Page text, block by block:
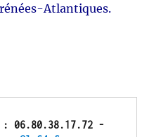
Atlantiques.
06.80.38.17.72 -